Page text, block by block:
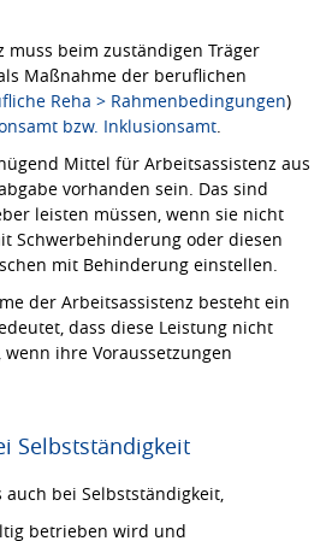
muss beim zuständigen Träger
Maßnahme der beruflichen
Reha > Rahmenbedingungen)
bzw. Inklusionsamt
Mittel für Arbeitsassistenz aus
vorhanden sein. Das sind
leisten müssen, wenn sie nicht
Schwerbehinderung oder diesen
mit Behinderung einstellen.
der Arbeitsassistenz besteht ein
dass diese Leistung nicht
ihre Voraussetzungen
Selbstständigkeit
bei Selbstständigkeit,
betrieben wird und